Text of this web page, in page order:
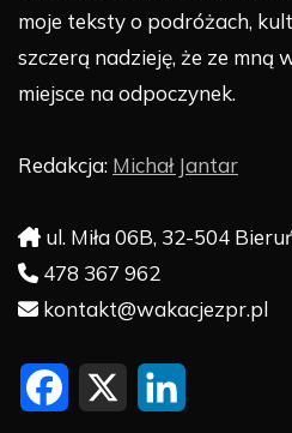
moje teksty o podróżach,
szczerą nadzieję, że ze mną
miejsce na odpoczynek.
Redakcja: Michał Jantar
ul. Miła 06B, 32-504
478 367 962
kontakt@wakacjezpr.pl
F X